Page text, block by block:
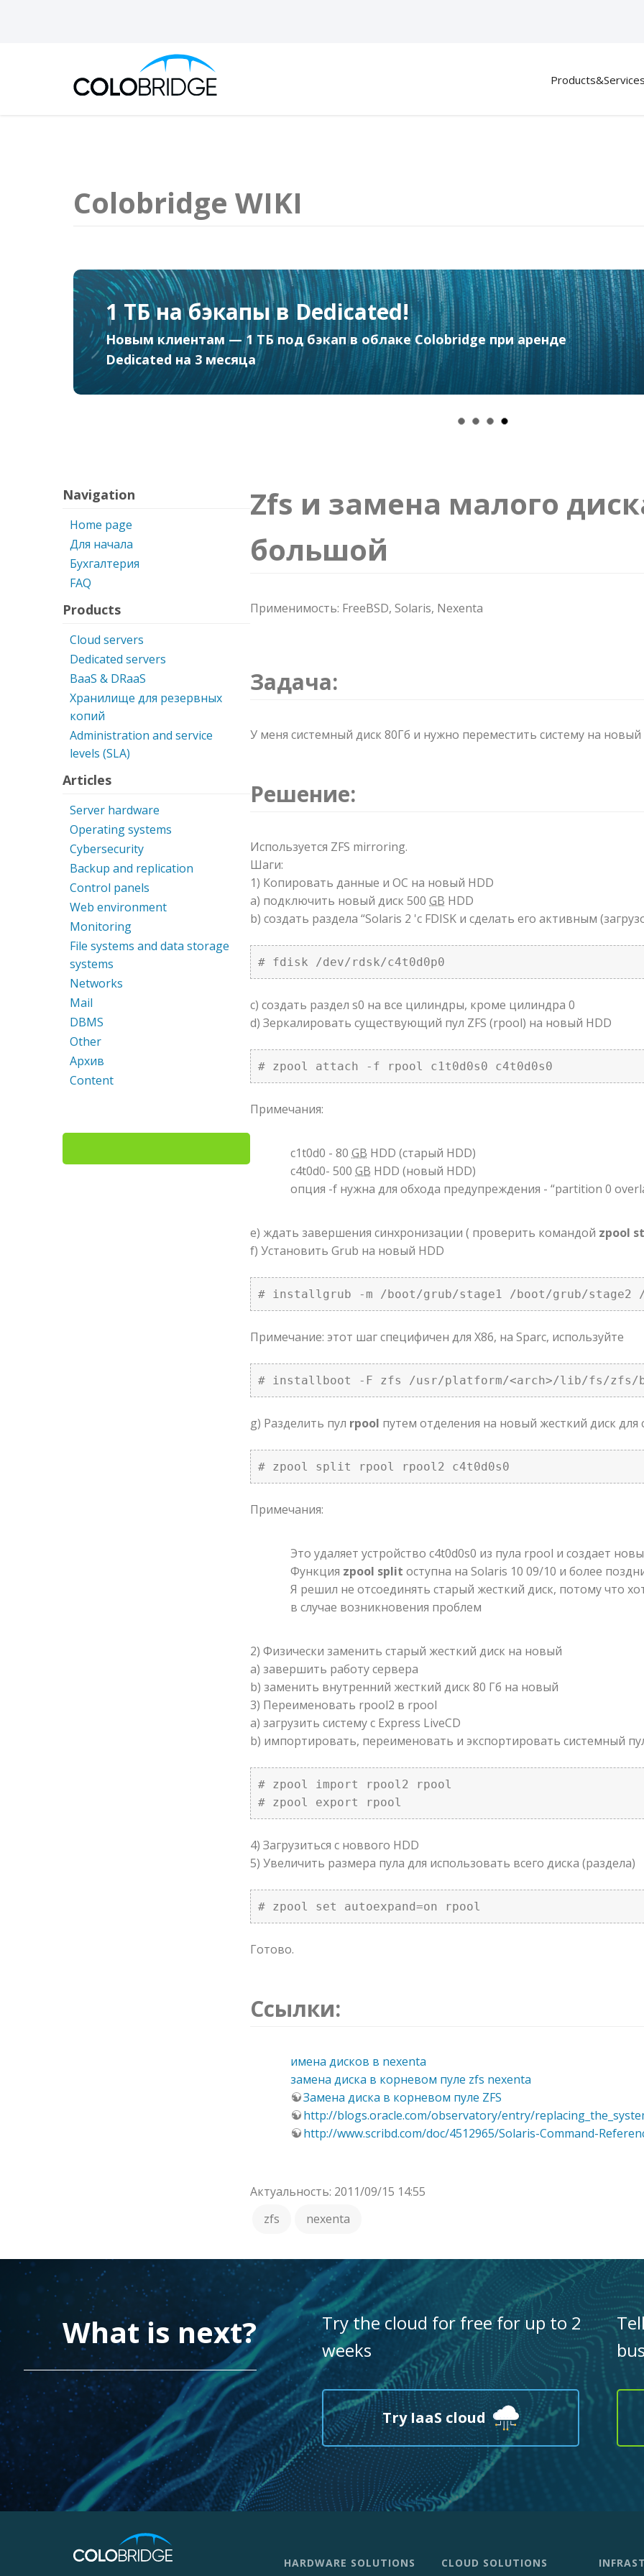
Colobridge WIKI
1 месяц в облаке бесплатно
Оплатите 1 квартал и получите еще 1 месяц бесплатно. Только для новых
клиентов.
1 ТБ на бэкапы в Dedicated!
Новым клиентам — 1 ТБ под бэкап в облаке Colobridge при аренде
Dedicated на 3 месяца
Navigation
Home page
Для начала
Бухгалтерия
FAQ
Products
Cloud servers
Dedicated servers
BaaS & DRaaS
Хранилище для резервных
копий
Administration and service
levels (SLA)
Articles
Server hardware
Operating systems
Cybersecurity
Backup and replication
Control panels
Web environment
Monitoring
File systems and data storage
systems
Networks
Mail
DBMS
Other
Архив
Content
Zfs и замена малого
большой
Применимость: FreeBSD, Solaris, Nexenta
Задача:
У меня системный диск 80Гб и нужно переместить систему на новый
Решение:
Используется ZFS mirroring.
Шаги:
1) Копировать данные и ОС на новый HDD
a) подключить новый диск 500 GB HDD
b) создать раздела “Solaris 2 'с FDISK и сделать его активным
# fdisk /dev/rdsk/c4t0d0p0
c) создать раздел s0 на все цилиндры, кроме цилиндра 0
d) Зеркалировать существующий пул ZFS (rpool) на новый HDD
# zpool attach -f rpool c1t0d0s0 c4t0d0s0
Примечания:
c1t0d0 - 80 GB HDD (старый HDD)
c4t0d0- 500 GB HDD (новый HDD)
опция -f нужна для обхода предупреждения - “partition 0
e) ждать завершения синхронизации ( проверить командой zpool
f) Установить Grub на новый HDD
# installgrub -m /boot/grub/stage1 /boot/grub/stage2 /
Примечание: этот шаг специфичен для X86, на Sparc, используйте
# installboot -F zfs /usr/platform/<arch>/lib/fs/zfs/
g) Разделить пул rpool путем отделения на новый жесткий диск для
# zpool split rpool rpool2 c4t0d0s0
Примечания:
Это удаляет устройство c4t0d0s0 из пула rpool и создает
Функция zpool split оступна на Solaris 10 09/10 и более
Я решил не отсоединять старый жесткий диск, потому что
в случае возникновения проблем
2) Физически заменить старый жесткий диск на новый
а) завершить работу сервера
b) заменить внутренний жесткий диск 80 Гб на новый
3) Переименовать rpool2 в rpool
а) загрузить систему с Express LiveCD
b) импортировать, переименовать и экспортировать системный
# zpool import rpool2 rpool
# zpool export rpool
4) Загрузиться с новвого HDD
5) Увеличить размера пула для использовать всего диска (раздела)
# zpool set autoexpand=on rpool
Готово.
Ссылки:
имена дисков в nexenta
замена диска в корневом пуле zfs nexenta
Замена диска в корневом пуле ZFS
http://blogs.oracle.com/observatory/entry/
http://www.scribd.com/doc/4512965/Solaris-Command-
Актуальность: 2011/09/15 14:55
zfs
nexenta
What is next?
Try the cloud for free for up to 2
weeks
Try IaaS cloud
HARDWARE SOLUTIONS CLOUD SOLUTIONS